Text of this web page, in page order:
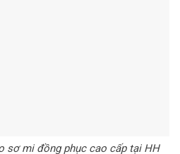
sơ mi đồng phục cao cấp tại HH